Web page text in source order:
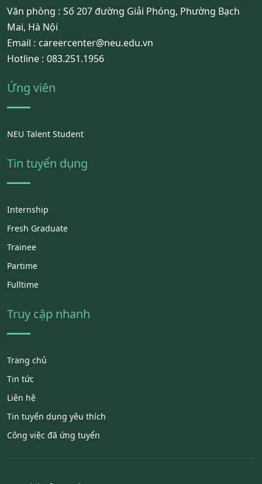
Văn phòng : Số 207 đường Giải Phóng, Phường Bạch
Mai, Hà Nội
Email : careercenter@neu.edu.vn
Hotline : 083.251.1956
Ứng viên
NEU Talent Student
Tin tuyển dụng
Internship
Fresh Graduate
Trainee
Partime
Fulltime
Truy cập nhanh
Trang chủ
Tin tức
Liên hệ
Tin tuyển dụng yêu thích
Công việc đã ứng tuyển